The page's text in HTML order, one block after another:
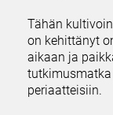
Tähän
on kehittänyt
aikaan ja
periaatteisiin.